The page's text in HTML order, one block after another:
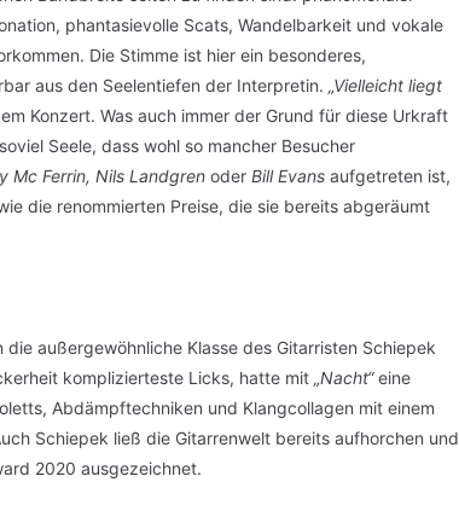
phantasievolle Scats, Wandelbarkeit und vokale
Die Stimme ist hier ein besonderes,
aus den Seelentiefen der Interpretin. „Vielleicht liegt
Konzert. Was auch immer der Grund für diese Urkraft
Seele, dass wohl so mancher Besucher
Mc Ferrin, Nils Landgren oder Bill Evans aufgetreten ist,
die renommierten Preise, die sie bereits abgeräumt
außergewöhnliche Klasse des Gitarristen Schiepek
komplizierteste Licks, hatte mit „Nacht“eine
Abdämpftechniken und Klangcollagen mit einem
Schiepek ließ die Gitarrenwelt bereits aufhorchen und
2020 ausgezeichnet.